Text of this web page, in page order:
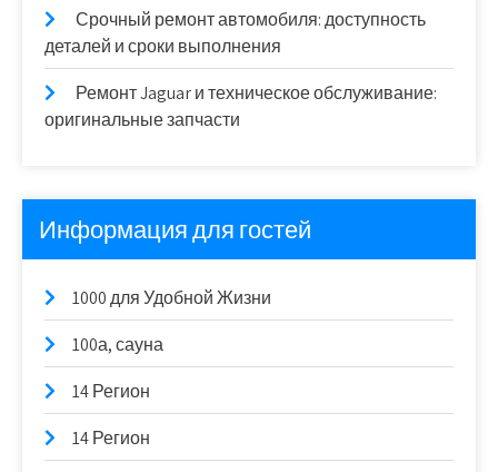
Срочный ремонт автомобиля: доступность
деталей и сроки выполнения
Ремонт Jaguar и техническое обслуживание:
оригинальные запчасти
Информация для гостей
1000 для Удобной Жизни
100а, сауна
14 Регион
14 Регион